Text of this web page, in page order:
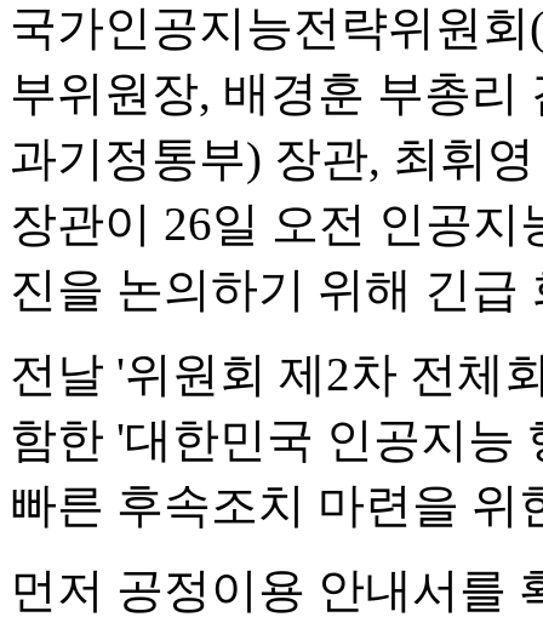
국가인공지능전략위원
부위원장, 배경훈 부총리
과기정통부) 장관, 최휘
장관이 26일 오전 인공
진을 논의하기 위해 긴급
전날 '위원회 제2차 전체
함한 '대한민국 인공지능
빠른 후속조치 마련을 위
먼저 공정이용 안내서를